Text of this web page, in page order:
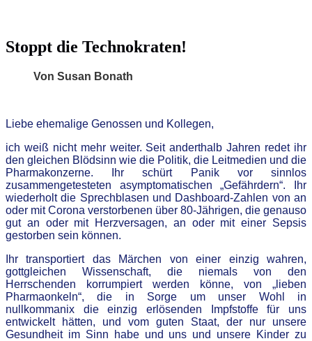
Stoppt die Technokraten!
Von Susan Bonath
Liebe ehemalige Genossen und Kollegen,
ich weiß nicht mehr weiter. Seit anderthalb Jahren redet ihr
den gleichen Blödsinn wie die Politik, die Leitmedien und die
Pharmakonzerne. Ihr schürt Panik vor sinnlos
zusammengetesteten asymptomatischen „Gefährdern“. Ihr
wiederholt die Sprechblasen und Dashboard-Zahlen von an
oder mit Corona verstorbenen über 80-Jährigen, die genauso
gut an oder mit Herzversagen, an oder mit einer Sepsis
gestorben sein können.
Ihr transportiert das Märchen von einer einzig wahren,
gottgleichen Wissenschaft, die niemals von den
Herrschenden korrumpiert werden könne, von „lieben
Pharmaonkeln“, die in Sorge um unser Wohl in
nullkommanix die einzig erlösenden Impfstoffe für uns
entwickelt hätten, und vom guten Staat, der nur unsere
Gesundheit im Sinn habe und uns und unsere Kinder zu